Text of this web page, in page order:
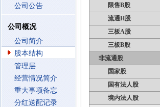
公司公告
公司概况
公司简介
股本结构
管理层
经营情况简介
重大事项备忘
分红送配记录
限售B股
流通H股
三板A股
三板B股
非流通股
国家股
国有法人股
境内法人股